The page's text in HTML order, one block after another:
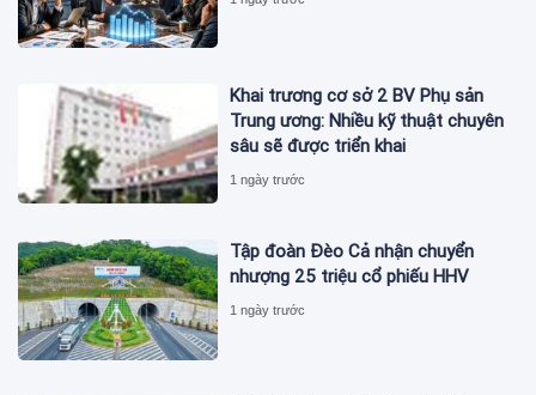
Khai trương cơ sở 2 BV Phụ sản
Trung ương: Nhiều kỹ thuật chuyên
sâu sẽ được triển khai
1 ngày trước
Tập đoàn Đèo Cả nhận chuyển
nhượng 25 triệu cổ phiếu HHV
1 ngày trước